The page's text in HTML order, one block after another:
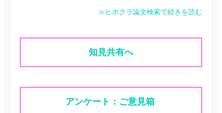
≫ヒポクラ論文検索で続きを読む
知見共有へ
アンケート：ご意見箱